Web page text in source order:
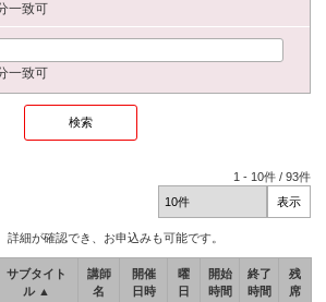
一致可
一致可
1 - 10件 /93件
詳細が確認でき、お申込みも可能です。
サブタイト
ル ▲
講師
名
開催
日時
曜
日
開始
時間
終了
時間
残
席